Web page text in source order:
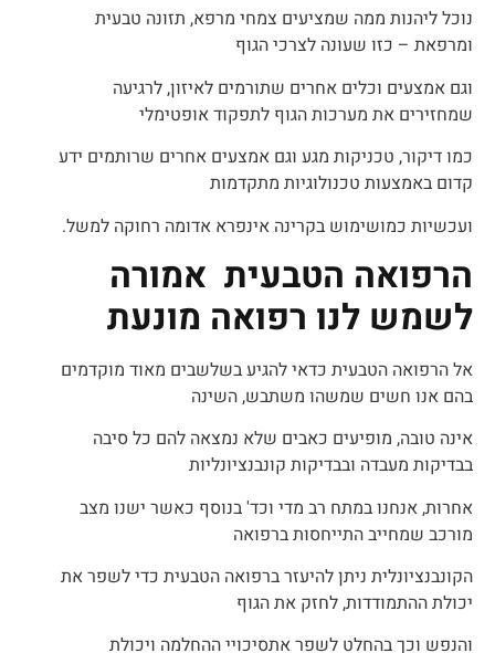
נוכל ליהנות ממה שמציעים צמחי מרפא, תזונה טבעית
ומרפאת – כזו שעונה לצרכי הגוף
וגם אמצעים וכלים אחרים שתורמים לאיזון, לרגיעה
שמחזירים את מערכות הגוף לתפקוד אופטימלי
כמו דיקור, טכניקות מגע וגם אמצעים אחרים שרותמים ידע
קדום באמצעות טכנולוגיות מתקדמות
ועכשיות כמושימוש בקרינה אינפרא אדומה רחוקה למשל.
הרפואה הטבעית אמורה
לשמש לנו רפואה מונעת
אל הרפואה הטבעית כדאי להגיע בשלשבים מאוד מוקדמים
בהם אנו חשים שמשהו משתבש, השינה
אינה טובה, מופיעים כאבים שלא נמצאה להם כל סיבה
בבדיקות מעבדה ובבדיקות קונבנציונליות
אחרות, אנחנו במתח רב מדי וכד' בנוסף כאשר ישנו מצב
מורכב שמחייב התייחסות ברפואה
הקונבנציונלית ניתן להיעזר ברפואה הטבעית כדי לשפר את
יכולת ההתמודדות, לחזק את הגוף
והנפש וכך בהחלט לשפר אתסיכויי ההחלמה ויכולת